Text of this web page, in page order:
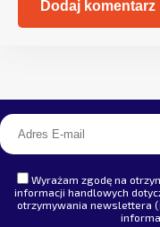
Wyrażam zgodę na
informacji handlowych
otrzymywania newslettera